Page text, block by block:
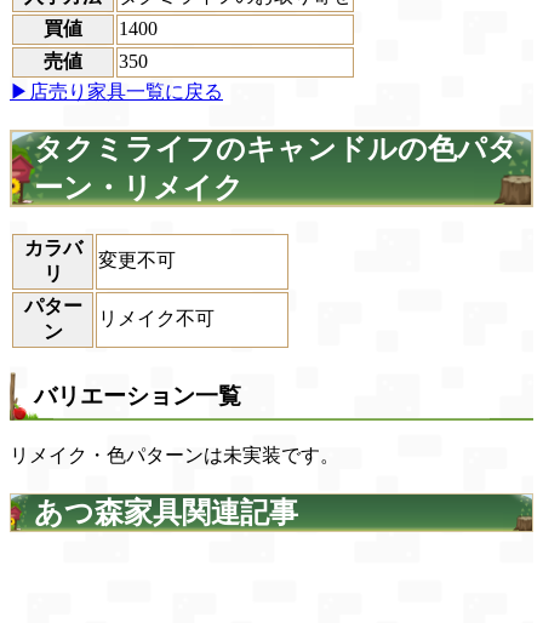
買値
1400
売値
350
▶店売り家具一覧に戻る
タクミライフのキャンドルの色パタ
ーン・リメイク
カラバ
リ
変更不可
パター
ン
リメイク不可
バリエーション一覧
リメイク・色パターンは未実装です。
あつ森家具関連記事